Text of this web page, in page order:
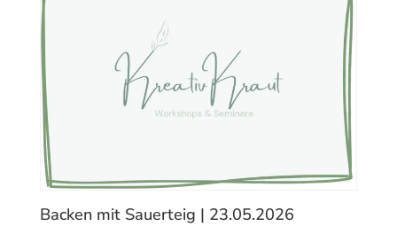
Backen mit Sauerteig | 23.05.2026